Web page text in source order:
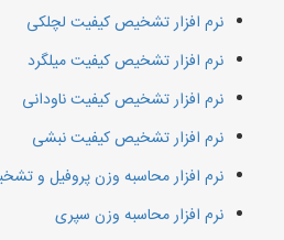
نرم افزار تشخیص کیفیت لچلکی
نرم افزار تشخیص کیفیت میلگرد
نرم افزار تشخیص کیفیت ناودانی
نرم افزار تشخیص کیفیت نبشی
نرم افزار محاسبه وزن پروفیل و
نرم افزار محاسبه وزن سپری